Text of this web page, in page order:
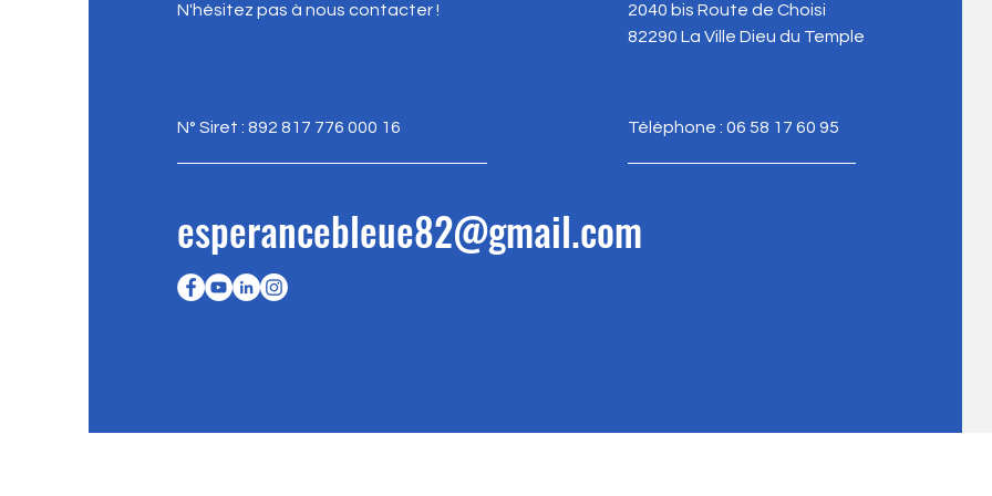
N'hésitez pas à nous contacter !
N° Siret : 892 817 776 000 16
2040 bis Route de Choisi
82290 La Ville Dieu du Temple
Téléphone : 06 58 17 60 95
esperancebleue82@gmail.com